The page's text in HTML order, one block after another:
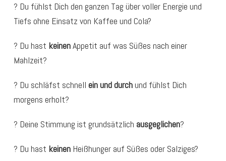
? Du fühlst Dich den ganzen Tag über voller Energie und
Tiefs ohne Einsatz von Kaffee und Cola?
? Du hast keinenAppetit auf was Süßes nach einer
Mahlzeit?
? Du schläfst schnell ein und durchund fühlst Dich
morgens erholt?
? Deine Stimmung ist grundsätzlich ausgeglichen?
? Du hast keinen Heißhunger auf Süßes oder Salziges?